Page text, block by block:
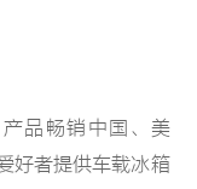
品畅销中国、美
好者提供车载冰箱